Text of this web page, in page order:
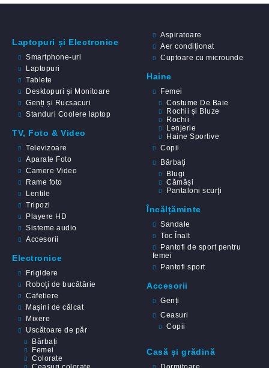
Laptopuri și Electronice
Smartphone-uri
Laptopuri
Tablete
Desktopuri și Monitoare
Genți și Rucsacuri
Standuri Coolere laptop
TV, Foto & Video
Televizoare
Aparate Foto
Camere Video
Rame foto
Lentile
Tripozi
Playere HD
Sisteme audio
Accesorii
Electronice
Frigidere
Roboţi de bucătărie
Cafetiere
Maşini de călcat
Mixere
Uscătoare de păr
Aspiratoare
Aer condiţionat
Cuptoare cu microunde
Haine
Femei
Costume De Baie
Rochii și Bluze
Rochii
Lenjerie
Haine Sportive
Copii
Bărbați
Blugi
Cămăși
Pantaloni scurţi
Încălțăminte
Sandale
Toc Înalt
Pantofi de sport pentru
femei
Pantofi sport
Accesorii
Genți
Ceasuri
Copii
Bărbați
Femei
Colorate
Casă și grădină